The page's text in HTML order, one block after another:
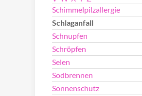
Schimmelpilzallergie
Schlaganfall
Schnupfen
Schröpfen
Selen
Sodbrennen
Sonnenschutz